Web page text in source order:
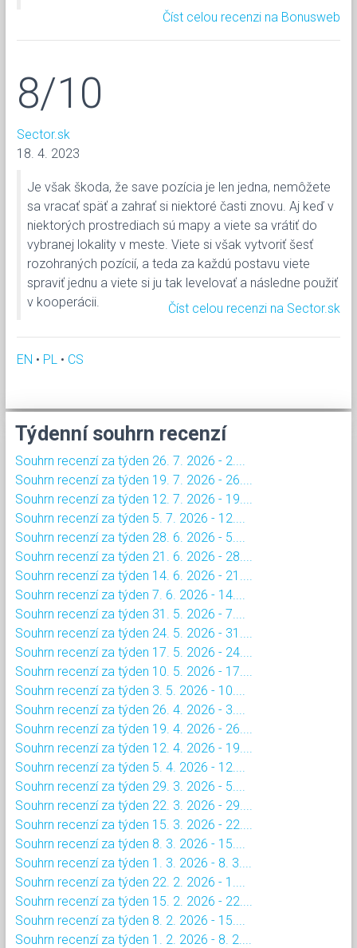
Číst celou recenzi na Bonusweb
8/10
Sector.sk
18. 4. 2023
Je však škoda, že save pozícia je len jedna, nemôžete
sa vracať späť a zahrať si niektoré časti znovu. Aj keď v
niektorých prostrediach sú mapy a viete sa vrátiť do
vybranej lokality v meste. Viete si však vytvoriť šesť
rozohraných pozícií, a teda za každú postavu viete
spraviť jednu a viete si ju tak levelovať a následne použiť
v kooperácii.
Číst celou recenzi na Sector.sk
EN • PL • CS
Týdenní souhrn recenzí
Souhrn recenzí za týden 26. 7. 2026 - 2....
Souhrn recenzí za týden 19. 7. 2026 - 26....
Souhrn recenzí za týden 12. 7. 2026 - 19....
Souhrn recenzí za týden 5. 7. 2026 - 12....
Souhrn recenzí za týden 28. 6. 2026 - 5....
Souhrn recenzí za týden 21. 6. 2026 - 28....
Souhrn recenzí za týden 14. 6. 2026 - 21....
Souhrn recenzí za týden 7. 6. 2026 - 14....
Souhrn recenzí za týden 31. 5. 2026 - 7....
Souhrn recenzí za týden 24. 5. 2026 - 31....
Souhrn recenzí za týden 17. 5. 2026 - 24....
Souhrn recenzí za týden 10. 5. 2026 - 17....
Souhrn recenzí za týden 3. 5. 2026 - 10....
Souhrn recenzí za týden 26. 4. 2026 - 3....
Souhrn recenzí za týden 19. 4. 2026 - 26....
Souhrn recenzí za týden 12. 4. 2026 - 19....
Souhrn recenzí za týden 5. 4. 2026 - 12....
Souhrn recenzí za týden 29. 3. 2026 - 5....
Souhrn recenzí za týden 22. 3. 2026 - 29....
Souhrn recenzí za týden 15. 3. 2026 - 22....
Souhrn recenzí za týden 8. 3. 2026 - 15....
Souhrn recenzí za týden 1. 3. 2026 - 8. 3....
Souhrn recenzí za týden 22. 2. 2026 - 1....
Souhrn recenzí za týden 15. 2. 2026 - 22....
Souhrn recenzí za týden 8. 2. 2026 - 15....
Souhrn recenzí za týden 1. 2. 2026 - 8. 2....